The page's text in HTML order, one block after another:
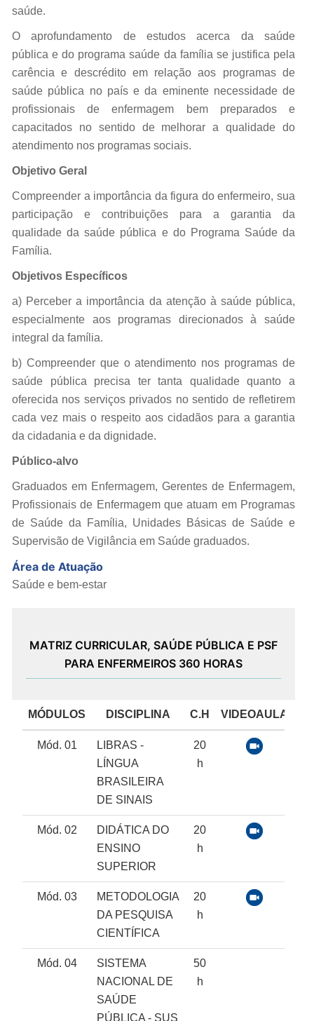
saúde.
O aprofundamento de estudos acerca da saúde
pública e do programa saúde da família se justifica pela
carência e descrédito em relação aos programas de
saúde pública no país e da eminente necessidade de
profissionais de enfermagem bem preparados e
capacitados no sentido de melhorar a qualidade do
atendimento nos programas sociais.
Objetivo Geral
Compreender a importância da figura do enfermeiro, sua
participação e contribuições para a garantia da
qualidade da saúde pública e do Programa Saúde da
Família.
Objetivos Específicos
a) Perceber a importância da atenção à saúde pública,
especialmente aos programas direcionados à saúde
integral da família.
b) Compreender que o atendimento nos programas de
saúde pública precisa ter tanta qualidade quanto a
oferecida nos serviços privados no sentido de refletirem
cada vez mais o respeito aos cidadãos para a garantia
da cidadania e da dignidade.
Público-alvo
Graduados em Enfermagem, Gerentes de Enfermagem,
Profissionais de Enfermagem que atuam em Programas
de Saúde da Família, Unidades Básicas de Saúde e
Supervisão de Vigilância em Saúde graduados.
Área de Atuação
Saúde e bem-estar
MATRIZ CURRICULAR, SAÚDE PÚBLICA E PSF
PARA ENFERMEIROS 360 HORAS
MÓDULOS DISCIPLINA C.H VIDEOAULA
Mód. 01
LIBRAS -
LÍNGUA
BRASILEIRA
DE SINAIS
20
h
Mód. 02
DIDÁTICA DO
ENSINO
SUPERIOR
20
h
Mód. 03
METODOLOGIA
DA PESQUISA
CIENTÍFICA
20
h
Mód. 04
SISTEMA
NACIONAL DE
SAÚDE
PÚBLICA - SUS
50
h